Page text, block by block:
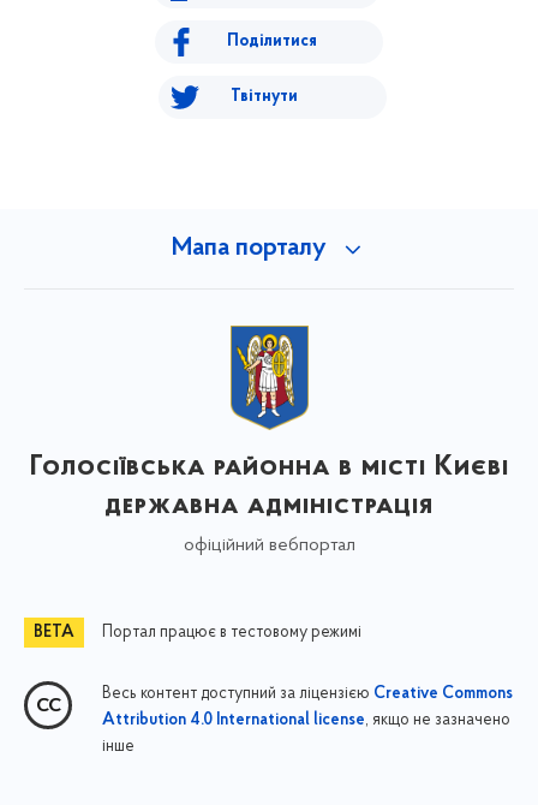
Поділитися
Твітнути
Мапа порталу
Голосіївська районна в місті Києві
державна адміністрація
офіційний вебпортал
Портал працює в тестовому режимі
Весь контент доступний за ліцензією Creative Commons
Attribution 4.0 International license, якщо не зазначено
інше